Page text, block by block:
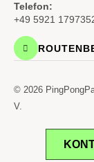
Telefon:
+49 5921
© 2026
V.